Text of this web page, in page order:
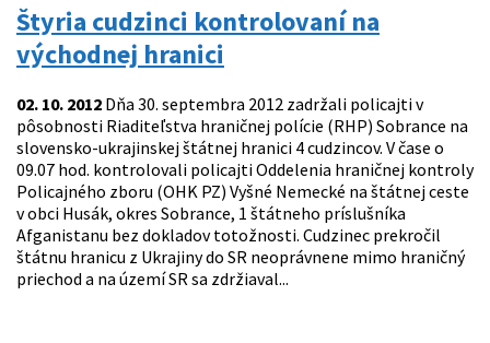
Štyria cudzinci kontrolovaní na
východnej hranici
02. 10. 2012 Dňa 30. septembra 2012 zadržali policajti v
pôsobnosti Riaditeľstva hraničnej polície (RHP) Sobrance na
slovensko-ukrajinskej štátnej hranici 4 cudzincov. V čase o
09.07 hod. kontrolovali policajti Oddelenia hraničnej kontroly
Policajného zboru (OHK PZ) Vyšné Nemecké na štátnej ceste
v obci Husák, okres Sobrance, 1 štátneho príslušníka
Afganistanu bez dokladov totožnosti. Cudzinec prekročil
štátnu hranicu z Ukrajiny do SR neoprávnene mimo hraničný
priechod a na území SR sa zdržiaval...